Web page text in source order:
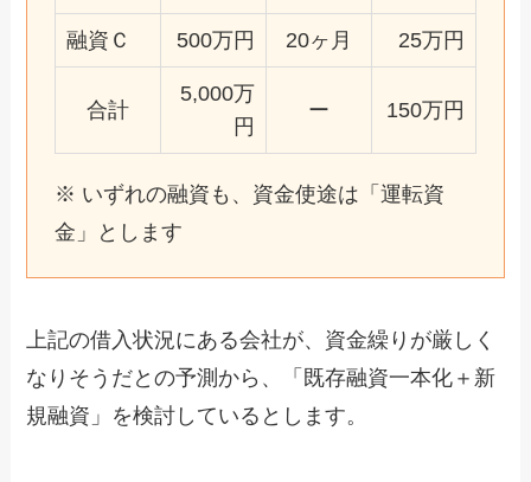
融資Ｃ 500万円 20ヶ月 25万円
合計
5,000万
円
ー 150万円
※ いずれの融資も、資金使途は「運転資
金」とします
上記の借入状況にある会社が、資金繰りが厳しく
なりそうだとの予測から、「既存融資一本化＋新
規融資」を検討しているとします。